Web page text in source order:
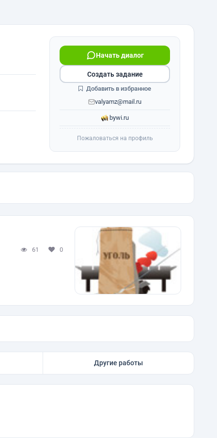
Начать диалог
valyamz@mail.ru
bywi.ru
Создать задание
Добавить в избранное
Пожаловаться на профиль
61 0
Другие работы